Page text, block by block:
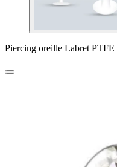
Piercing oreille Labret